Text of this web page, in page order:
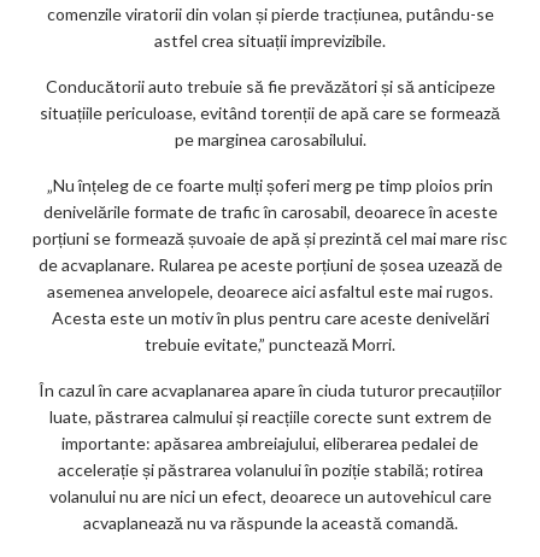
comenzile viratorii din volan și pierde tracțiunea, putându-se
astfel crea situații imprevizibile.
Conducătorii auto trebuie să fie prevăzători și să anticipeze
situațiile periculoase, evitând torenții de apă care se formează
pe marginea carosabilului.
„Nu înțeleg de ce foarte mulți șoferi merg pe timp ploios prin
denivelările formate de trafic în carosabil, deoarece în aceste
porțiuni se formează șuvoaie de apă și prezintă cel mai mare risc
de acvaplanare. Rularea pe aceste porțiuni de șosea uzează de
asemenea anvelopele, deoarece aici asfaltul este mai rugos.
Acesta este un motiv în plus pentru care aceste denivelări
trebuie evitate,” punctează Morri.
În cazul în care acvaplanarea apare în ciuda tuturor precauțiilor
luate, păstrarea calmului și reacțiile corecte sunt extrem de
importante: apăsarea ambreiajului, eliberarea pedalei de
accelerație și păstrarea volanului în poziție stabilă; rotirea
volanului nu are nici un efect, deoarece un autovehicul care
acvaplanează nu va răspunde la această comandă.